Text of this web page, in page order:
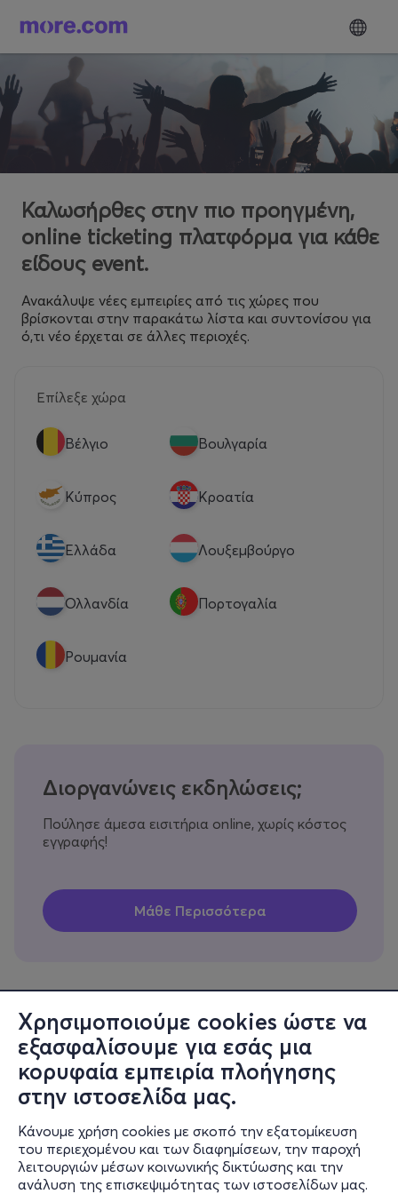
Χρησιμοποιούμε cookies ώστε να
εξασφαλίσουμε για εσάς μια
κορυφαία εμπειρία πλοήγησης
στην ιστοσελίδα μας.
Κάνουμε χρήση cookies με σκοπό την εξατομίκευση
του περιεχομένου και των διαφημίσεων, την παροχή
λειτουργιών μέσων κοινωνικής δικτύωσης και την
ανάλυση της επισκεψιμότητας των ιστοσελίδων μας.
Καλωσήρθες στην πιο προηγμένη,
online ticketing πλατφόρμα για κάθε
είδους event.
Ανακάλυψε νέες εμπειρίες από τις χώρες που
βρίσκονται στην παρακάτω λίστα και συντονίσου για
ό,τι νέο έρχεται σε άλλες περιοχές.
Επίλεξε χώρα
Βέλγιο Βουλγαρία
Κύπρος Κροατία
Eλλάδα Λουξεμβούργο
Ολλανδία Πορτογαλία
Ρουμανία
Διοργανώνεις εκδηλώσεις;
Πούλησε άμεσα εισιτήρια online, χωρίς κόστος
εγγραφής!
Πληροφορίες
Υποστήριξη
Stay Connected